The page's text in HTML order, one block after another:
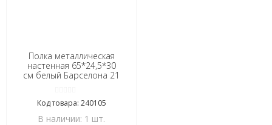
Полка металлическая
настенная 65*24,5*30
см белый Барселона 21
Код товара: 240105
В наличии: 1 шт.